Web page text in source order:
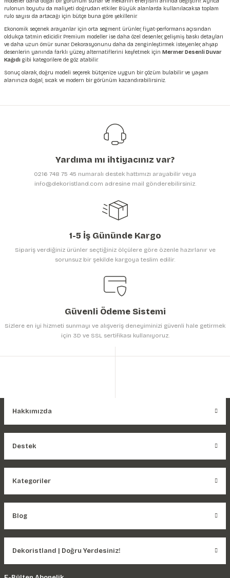
rulonun boyutu da maliyeti doğrudan etkiler. Büyük alanlarda kullanılacaksa toplam
rulo sayısı da artacağı için bütçe buna göre şekillenir.
Ekonomik seçenek arayanlar için orta segment ürünler, fiyat-performans açısından
oldukça tatmin edicidir. Premium modeller ise daha özel desenler, gelişmiş baskı detayları
ve daha uzun ömür sunar. Dekorasyonunu daha da zenginleştirmek isteyenler, ahşap
desenlerin yanında farklı yüzey alternatiflerini keşfetmek için Mermer Desenli Duvar
Kağıdı gibi kategorilere de göz atabilir.
Sonuç olarak, doğru modeli seçerek bütçenize uygun bir çözüm bulabilir ve yaşam
alanınıza doğal, sıcak ve modern bir görünüm kazandırabilirsiniz.
Yardıma mı ihtiyacınız var?
0216 748 75 45 numaralı destek hattımızı arayabilir veya
info@dekoristland.com adresine mail gönderebilirsiniz.
1-5 İş Gününde Kargo
Sipariş verdiğiniz ürünler seçtiğiniz ölçülere göre özenle hazırlanır ve
sorunsuz bir şekilde kargoya teslim edilir.
Güvenli Ödeme Sistemi
Sizlere en iyi hizmeti sunmayı ve alışveriş deneyiminizi güvenli hale getirmek
için 3D ve SSL sertifikası kullanıyoruz.
Hakkımızda
Destek
Kategoriler
Blog
Dekoristland | Doğru Yerdesiniz!